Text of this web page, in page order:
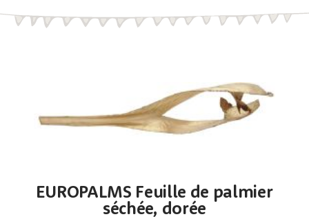
EUROPALMS Feuille de palmier
séchée, dorée